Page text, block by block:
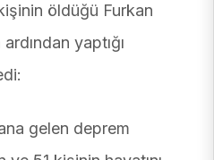
öldüğü Furkan
yaptığı
gelen deprem